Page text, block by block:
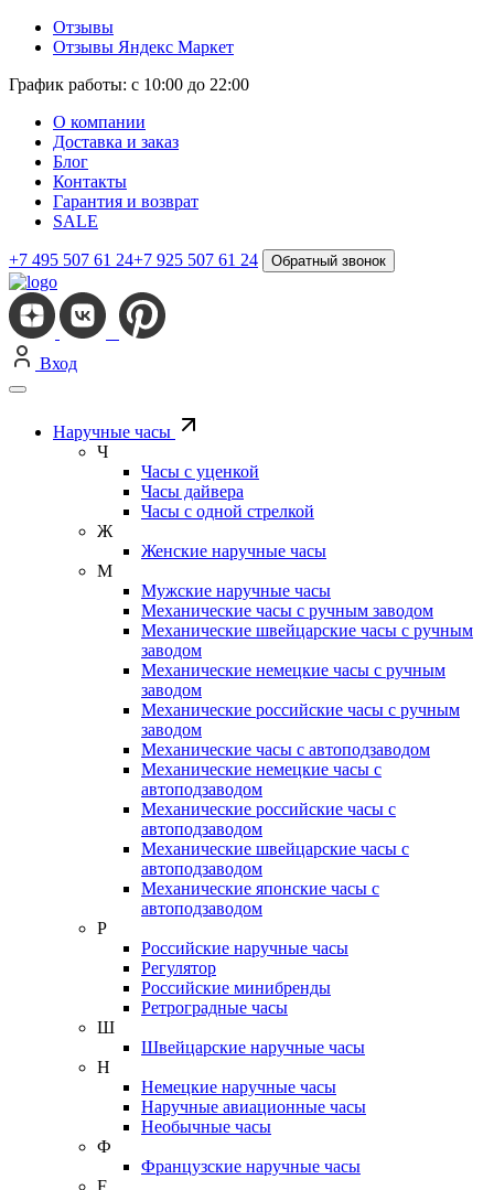
Отзывы
Отзывы Яндекс Маркет
График работы: с 10:00 до 22:00
О компании
Доставка и заказ
Блог
Контакты
Гарантия и возврат
SALE
+7 495 507 61 24+7 925 507 61 24 Обратный звонок
Вход
Наручные часы
Ч
Часы с уценкой
Часы дайвера
Часы с одной стрелкой
Ж
Женские наручные часы
М
Мужские наручные часы
Механические часы с ручным заводом
Механические швейцарские часы с ручным
заводом
Механические немецкие часы с ручным
заводом
Механические российские часы с ручным
заводом
Механические часы с автоподзаводом
Механические немецкие часы с
автоподзаводом
Механические российские часы с
автоподзаводом
Механические швейцарские часы с
автоподзаводом
Механические японские часы с
автоподзаводом
Р
Российские наручные часы
Регулятор
Российские минибренды
Ретроградные часы
Ш
Швейцарские наручные часы
Н
Немецкие наручные часы
Наручные авиационные часы
Необычные часы
Ф
Французские наручные часы
F